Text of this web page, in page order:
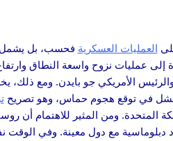
العمليات العسكرية فحسب، بل يشمل
إلى عمليات نزوح واسعة النطاق
الأمريكي جو بايدن. ومع ذلك،
الفشل في توقع هجوم حماس، وهو تصريح
المتحدة. ومن المثير للاهتمام أن
دبلوماسية مع دول معينة. وفي